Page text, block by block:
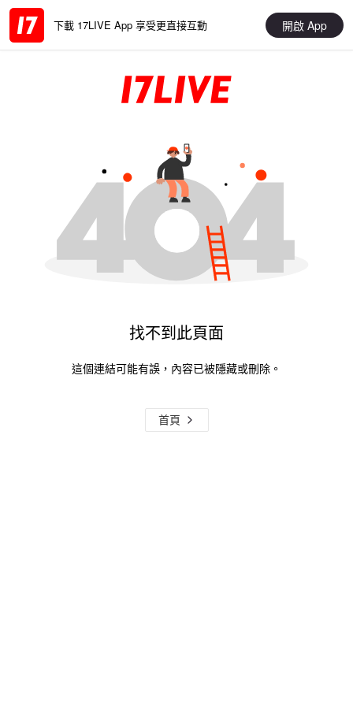
下載 17LIVE App 享受更直接互動 開啟 App
找不到此頁面
這個連結可能有誤，內容已被隱藏或刪除。
首頁